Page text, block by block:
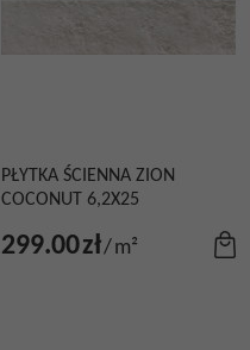
PŁYTKA ŚCIENNA ZION
COCONUT 6,2X25
299.00zł/m²